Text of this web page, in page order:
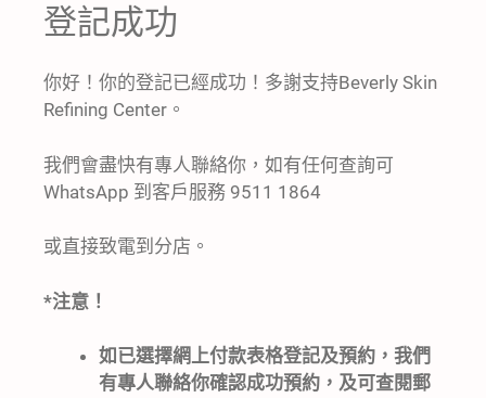
登記成功
你好！你的登記已經成功！多謝支持Beverly Skin
Refining Center。
我們會盡快有專人聯絡你，如有任何查詢可
WhatsApp 到客戶服務 9511 1864
或直接致電到分店。
*注意！
如已選擇網上付款表格登記及預約，我們
有專人聯絡你確認成功預約，及可查閱郵